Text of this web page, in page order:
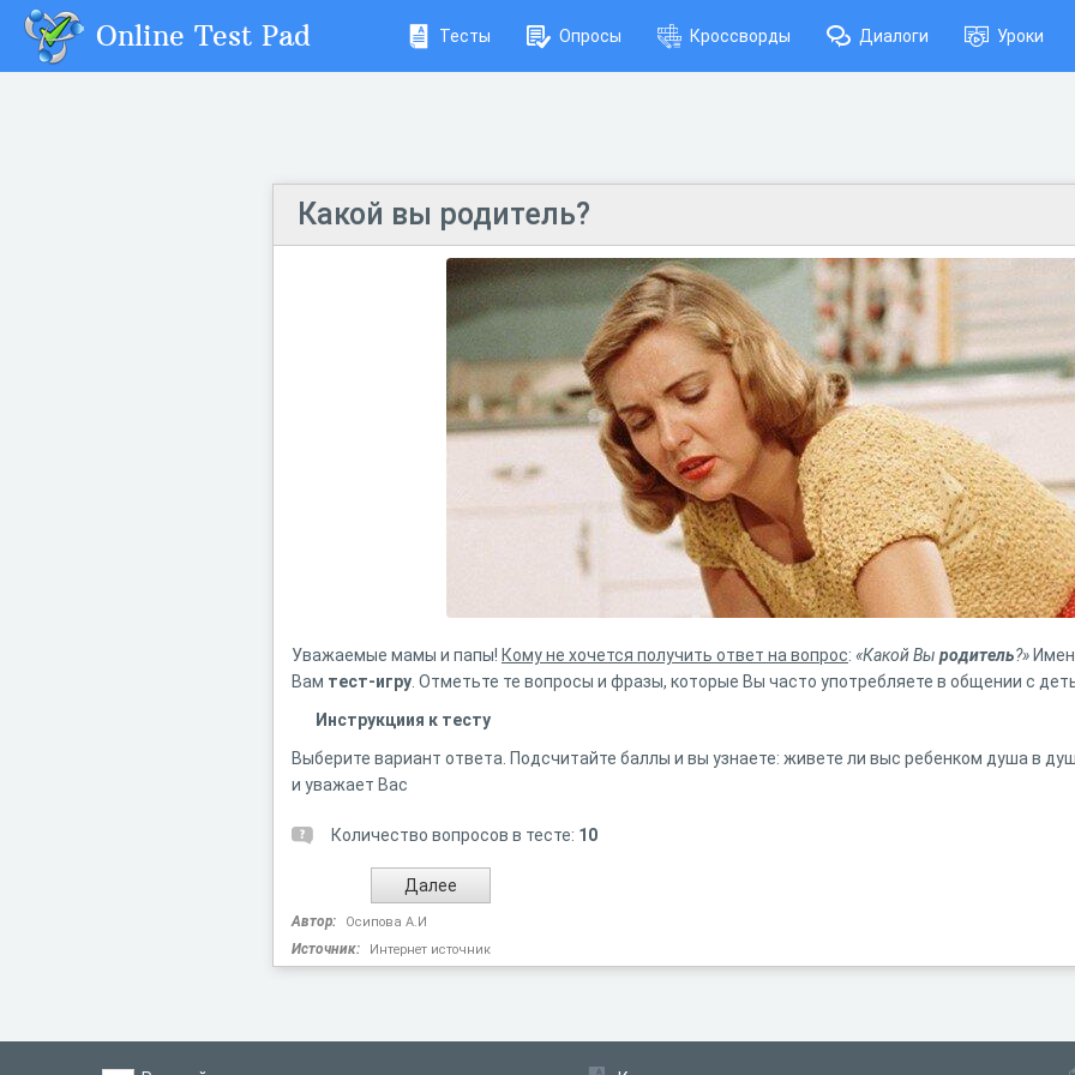
Online Test Pad Тесты Опросы Кроссворды Диалоги Уроки
Какой вы родитель?
Уважаемые мамы и папы! Кому не хочется получить ответ на вопрос: «Какой Вы родитель?»
Вам тест-игру . Отметьте те вопросы и фразы, которые Вы часто употребляете в общении с
Инструкциия к тесту
Выберите вариант ответа. Подсчитайте баллы и вы узнаете: живете ли выс ребенком душа в
и уважает Вас
Количество вопросов в тесте: 10
Автор: Осипова А.И
Источник: Интернет источник